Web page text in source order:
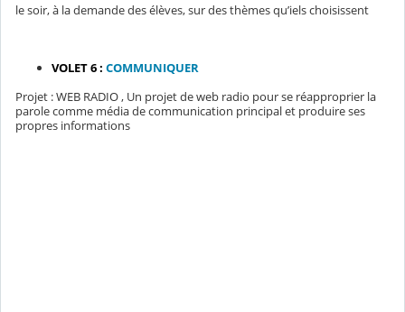
le soir, à la demande des élèves, sur des thèmes qu’iels choisissent
VOLET 6 : COMMUNIQUER
Projet : WEB RADIO , Un projet de web radio pour se réapproprier la
parole comme média de communication principal et produire ses
propres informations